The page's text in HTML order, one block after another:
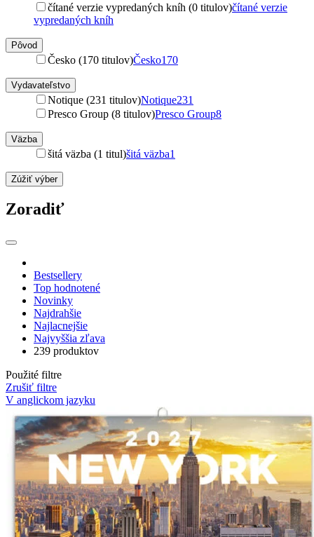
čítané verzie vypredaných kníh (0 titulov)čítané verzie
vypredaných kníh
Pôvod
Česko (170 titulov)Česko170
Vydavateľstvo
Notique (231 titulov)Notique231
Presco Group (8 titulov)Presco Group8
Väzba
šitá väzba (1 titul)šitá väzba1
Zúžiť výber
Zoradiť
Bestsellery
Top hodnotené
Novinky
Najdrahšie
Najlacnejšie
Najvyššia zľava
239 produktov
Použité filtre
Zrušiť filtre
V anglickom jazyku